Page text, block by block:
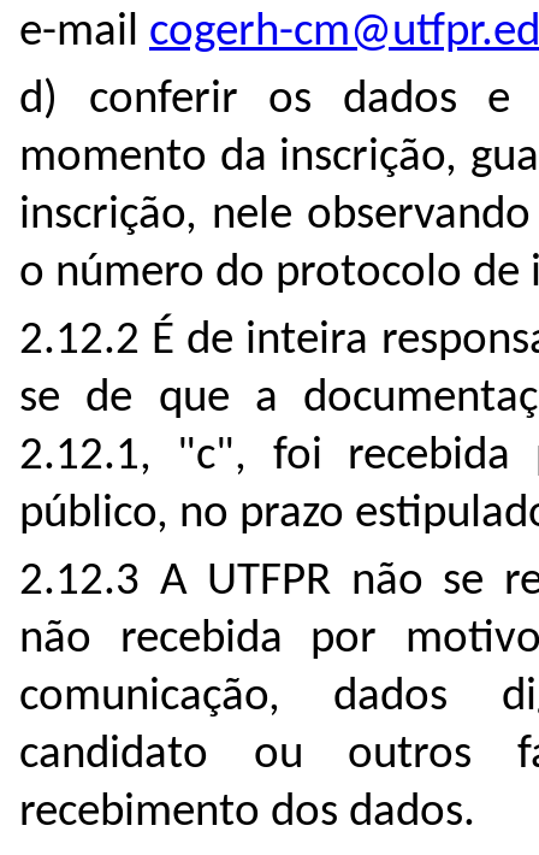
e-mail cogerh-
d) conferir os dados
momento da inscrição,
inscrição, nele
o número do protocolo de
2.12.2 É de inteira
se de que a
2.12.1, "c", foi recebida
público, no prazo
2.12.3 A UTFPR não se
não recebida por
comunicação, dados
candidato ou outros
recebimento dos dados.